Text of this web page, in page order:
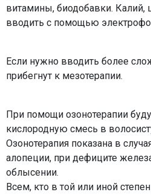
витамины, биодобавки.
вводить с помощью
Если нужно вводить более
прибегнут к мезотерапии.
При помощи озонотерапии
кислородную смесь в
Озонотерапия показана в
алопеции, при дефиците
облысении.
Всем, кто в той или иной